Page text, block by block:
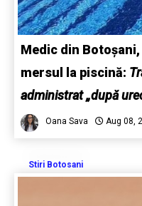
Medic din
mersul la piscină:
administrat „după
Oana Sava Aug 08,
Stiri Botosani